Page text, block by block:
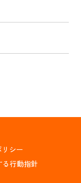
シー
る行動指針